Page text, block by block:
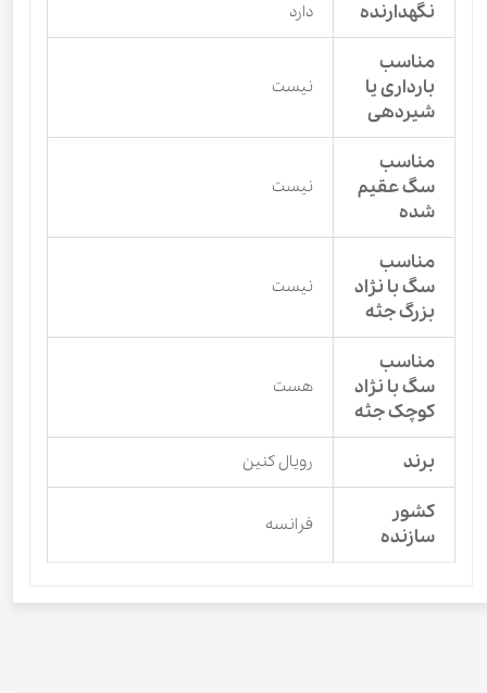
نگهدارنده دارد
مناسب
بارداری یا
شیردهی
نیست
مناسب
سگ عقیم
شده
نیست
مناسب
سگ با نژاد
بزرگ جثه
نیست
مناسب
سگ با نژاد
کوچک جثه
هست
برند رویال کنین
کشور
سازنده
فرانسه